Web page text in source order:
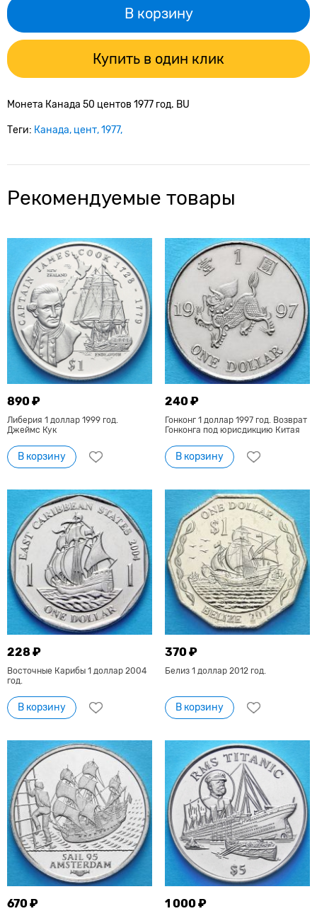
В корзину
Купить в один клик
Монета Канада 50 центов 1977 год. BU
Теги: Канада цент 1977
Рекомендуемые товары
890 ₽
Либерия 1 доллар 1999 год.
Джеймс Кук
В корзину
240 ₽
Гонконг 1 доллар 1997 год. Возврат
Гонконга под юрисдикцию Китая
В корзину
228 ₽
Восточные Карибы 1 доллар 2004
год.
В корзину
370 ₽
Белиз 1 доллар 2012 год.
В корзину
670 ₽ 1 000 ₽